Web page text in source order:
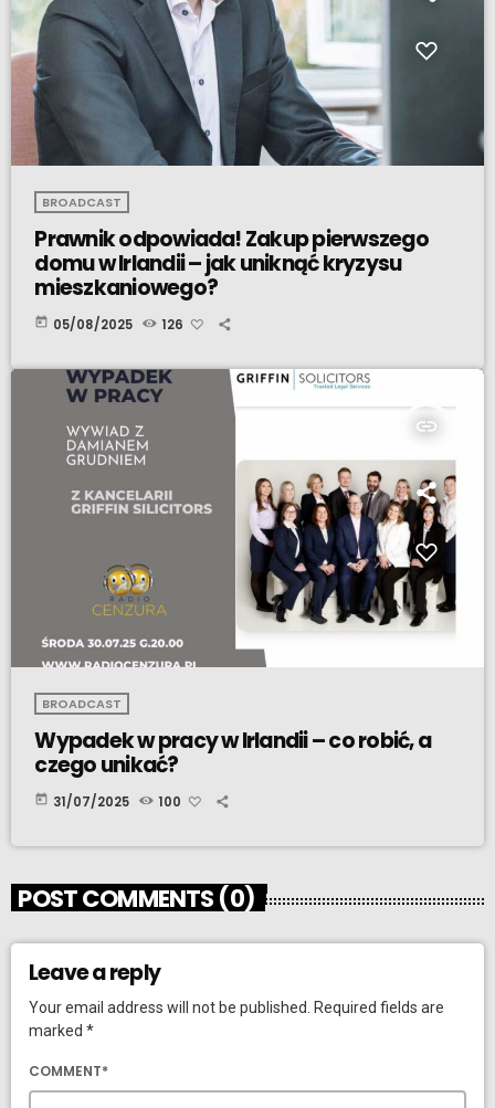
BROADCAST
Prawnik odpowiada! Zakup pierwszego
domu w Irlandii – jak uniknąć kryzysu
mieszkaniowego?
today 05/08/2025 126
insert_link
BROADCAST
Wypadek w pracy w Irlandii – co robić, a
czego unikać?
today 31/07/2025 100
POST COMMENTS (0)
Leave a reply
Your email address will not be published. Required fields are
marked *
COMMENT*